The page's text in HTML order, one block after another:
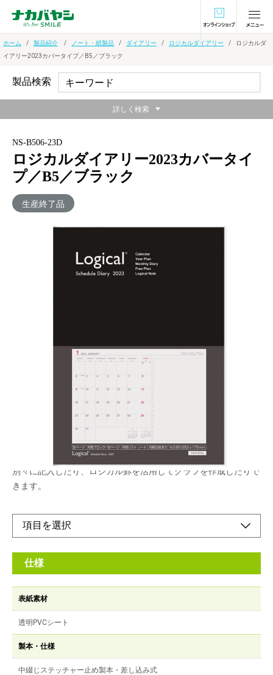
オンラインショ
ホーム 製品紹介 ノート・紙製品 ダイアリー ロジカルダイアリー
ロジカルダ
イアリー2023カバータイプ／B5／ブラック
NS-B506-23D
ロジカルダイアリー2023カバータイ
プ／B5／ブラック
生産終了品
メーカー希望小売価格：
左側は月間カレンダーで一か月の予定を記入。右側は縦軸に日付
が入ったノートになっているので、プロジェクトや家族の予定を
別々に記入したり、ロジカル罫を活用してグラフを作成したりで
きます。
仕様
表紙素材
透明PVCシート
製本・仕様
中綴じステッチャー止め製本・差し込み式
製品検索
詳しく検索